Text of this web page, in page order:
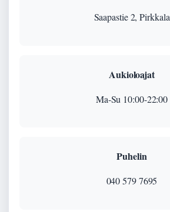
Saapastie 2, Pirkkala
Aukioloajat
Ma-Su 10:00-22:00
Puhelin
040 579 7695